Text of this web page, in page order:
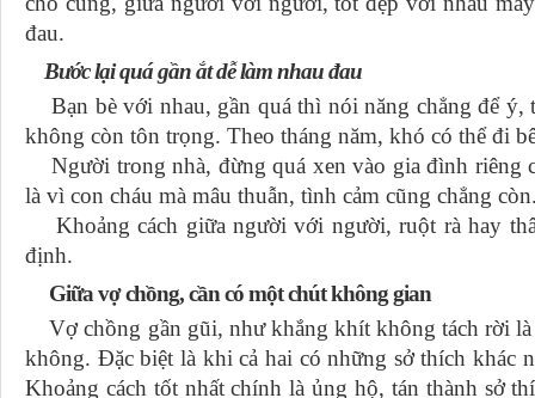
đau.
Bước lại quá gần ắt dễ làm nhau đau
Bạn bè với nhau, gần quá thì nói năng chẳng để ý,
không còn tôn trọng. Theo tháng năm, khó có thể đi
Người trong nhà, đừng quá xen vào gia đình riêng
là vì con cháu mà mâu thuẫn, tình cảm cũng chẳng
Khoảng cách giữa người với người, ruột rà hay
định.
Giữa vợ chồng, cần có một chút không gian
Vợ chồng gần gũi, như khắng khít không tách rời
không. Đặc biệt là khi cả hai có những sở thích khác
Khoảng cách tốt nhất chính là ủng hộ, tán thành sở